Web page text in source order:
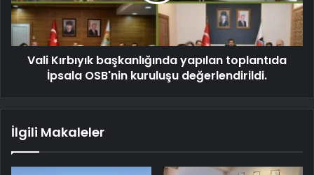
Vali Kırbıyık başkanlığında yapılan toplantıda
İpsala OSB'nin kuruluşu değerlendirildi.
İlgili Makaleler